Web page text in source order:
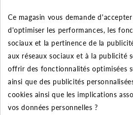
REMISE SUR LA QUANTITÉ
Appliquée dans le panier
5 2%
Ce magasin vous demande
d'optimiser les performances, les
sociaux et la pertinence de la
aux réseaux sociaux et à la publicité
offrir des fonctionnalités optimisées
ainsi que des publicités
cookies ainsi que les implications
vos données personnelles ?